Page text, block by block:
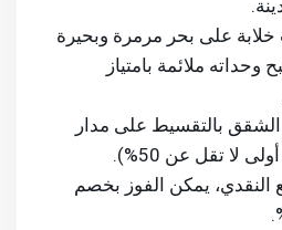
خلابة على بحر مرمرة وبحيرة
ملائمة بامتياز
بالتقسيط على مدار
النقدي، يمكن الفوز بخصم